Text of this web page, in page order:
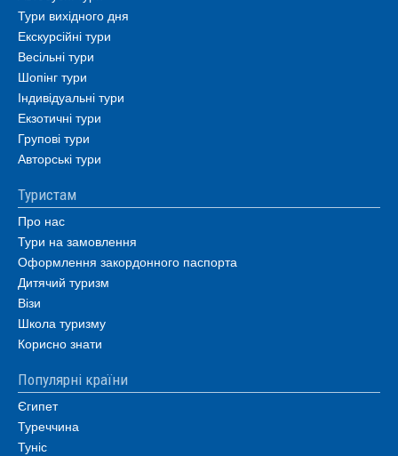
Тури вихідного дня
Екскурсійні тури
Весільні тури
Шопінг тури
Індивідуальні тури
Екзотичні тури
Групові тури
Авторські тури
Туристам
Про нас
Тури на замовлення
Оформлення закордонного паспорта
Дитячий туризм
Візи
Школа туризму
Корисно знати
Популярні країни
Єгипет
Туреччина
Туніс